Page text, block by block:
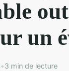
un
•3 min de lecture